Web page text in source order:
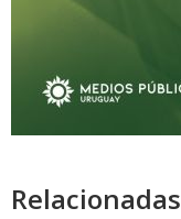
Relacionadas